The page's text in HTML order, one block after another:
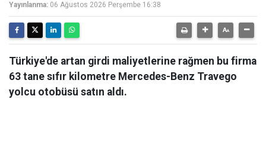
Yayınlanma: 06 Ağustos 2026 Perşembe 16:38
Türkiye'de artan girdi maliyetlerine rağmen bu firma
63 tane sıfır kilometre Mercedes-Benz Travego
yolcu otobüsü satın aldı.